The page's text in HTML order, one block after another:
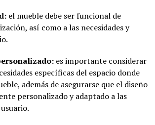
el mueble debe ser funcional de
así como a las necesidades y
es importante considerar
específicas del espacio donde
además de asegurarse que el diseño
personalizado y adaptado a las